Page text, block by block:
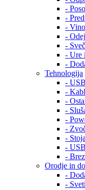
-
-
-
-
-
- Ure
-
Tehnologija
-
-
-
-
-
-
-
-
-
Orodje in
-
-